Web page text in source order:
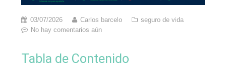
03/07/2026 Carlos barcelo
seguro de vida
No hay comentarios aún
Tabla de Contenido